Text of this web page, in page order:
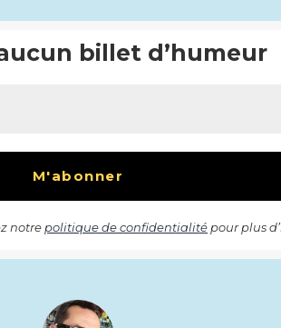
billet d’humeur
notrepolitique de confidentialitépour plus